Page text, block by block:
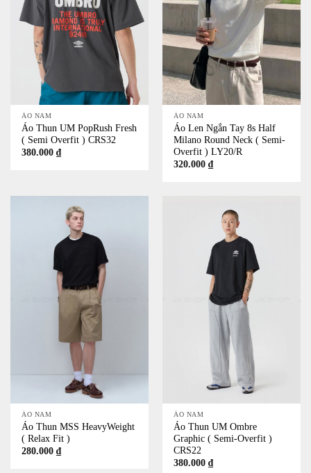
ÁO NAM
Áo Thun UM PopRush Fresh
( Semi Overfit ) CRS32
380.000₫
ÁO NAM
Áo Len Ngắn Tay 8s Half
Milano Round Neck ( Semi-
Overfit ) LY20/R
320.000₫
ÁO NAM
Áo Thun MSS HeavyWeight
( Relax Fit )
280.000₫
ÁO NAM
Áo Thun UM Ombre
Graphic ( Semi-Overfit )
CRS22
380.000₫